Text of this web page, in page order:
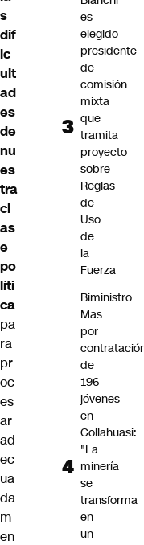
s
dif
ic
ult
ad
es
de
nu
es
tra
cl
as
e
po
líti
ca
pa
ra
pr
oc
es
ar
ad
ec
ua
da
m
en
es
elegido
presidente
de
comisión
mixta
que
tramita
proyecto
sobre
Reglas
de
Uso
de
la
Fuerza
Biministro
Mas
por
de
196
jóvenes
en
Collahuasi:
"La
minería
se
transforma
en
un